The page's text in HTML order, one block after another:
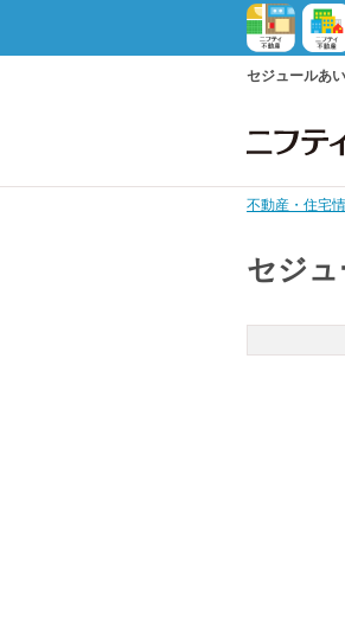
セジュールあ
不動産・住宅
セジ